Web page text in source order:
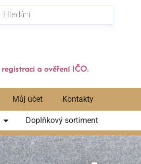
a ověření IČO.
Můj účet Kontakty
Doplňkový sortiment